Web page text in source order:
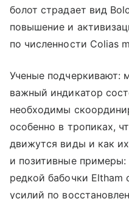
болот страдает вид
повышение и
по численности Colias
Ученые подчеркивают:
важный индикатор
необходимы
особенно в тропиках,
движутся виды и как
и позитивные примеры:
редкой бабочки
усилий по